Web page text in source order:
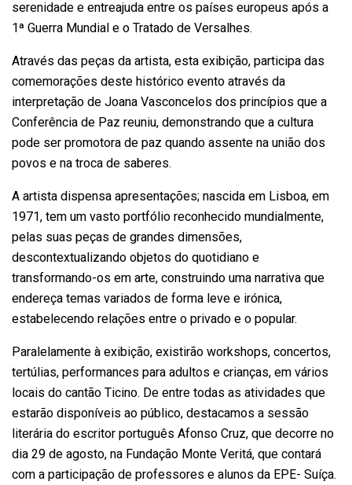
serenidade e entreajuda entre os países europeus após a
1ª Guerra Mundial e o Tratado de Versalhes.
Através das peças da artista, esta exibição, participa das
comemorações deste histórico evento através da
interpretação de Joana Vasconcelos dos princípios que a
Conferência de Paz reuniu, demonstrando que a cultura
pode ser promotora de paz quando assente na união dos
povos e na troca de saberes.
A artista dispensa apresentações; nascida em Lisboa, em
1971, tem um vasto portfólio reconhecido mundialmente,
pelas suas peças de grandes dimensões,
descontextualizando objetos do quotidiano e
transformando-os em arte, construindo uma narrativa que
endereça temas variados de forma leve e irónica,
estabelecendo relações entre o privado e o popular.
Paralelamente à exibição, existirão workshops, concertos,
tertúlias, performances para adultos e crianças, em vários
locais do cantão Ticino. De entre todas as atividades que
estarão disponíveis ao público, destacamos a sessão
literária do escritor português Afonso Cruz, que decorre no
dia 29 de agosto, na Fundação Monte Veritá, que contará
com a participação de professores e alunos da EPE- Suíça.